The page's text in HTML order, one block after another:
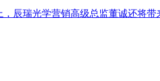
辰瑞光学营销高级总监董诚还将